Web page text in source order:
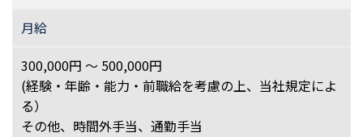
月給
300,000円 ～ 500,000円
(経験・年齢・能力・前職給を考慮の上、当社規定によ
る）
その他、時間外手当、通勤手当